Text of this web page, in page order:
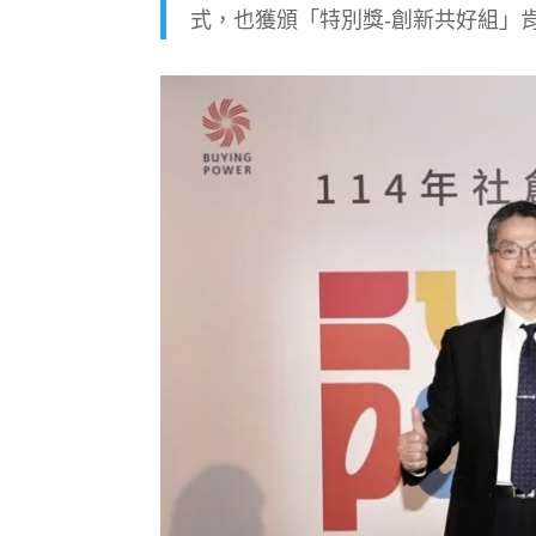
式，也獲頒「特別獎-創新共好組」